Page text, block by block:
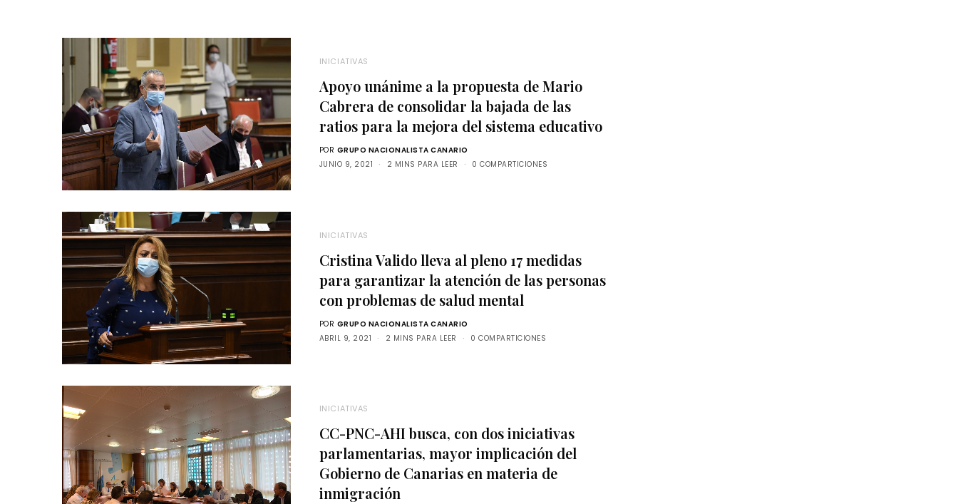
INICIATIVAS
Apoyo unánime a la propuesta de Mario
Cabrera de consolidar la bajada de las
ratios para la mejora del sistema educativo
POR GRUPO NACIONALISTA CANARIO
JUNIO 9, 2021
2 MINS PARA LEER 0 COMPARTICIONES
INICIATIVAS
Cristina Valido lleva al pleno 17 medidas
para garantizar la atención de las personas
con problemas de salud mental
POR GRUPO NACIONALISTA CANARIO
ABRIL 9, 2021
2 MINS PARA LEER 0 COMPARTICIONES
INICIATIVAS
CC-PNC-AHI busca, con dos iniciativas
parlamentarias, mayor implicación del
Gobierno de Canarias en materia de
inmigración